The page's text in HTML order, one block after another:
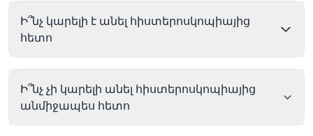
Ի՞նչ կարելի է անել հիստերոսկոպիայից
հետո
Ի՞նչ չի կարելի անել հիստերոսկոպիայից
անմիջապես հետո